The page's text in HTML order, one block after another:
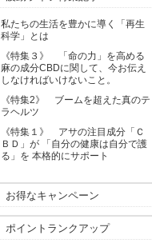
私たちの生活を豊かに導く「再生
科学」とは
《特集３》 「命の力」を高める
麻の成分CBDに関して、今お伝え
しなければいけないこと。
《特集2》 ブームを超えた真のテ
ラヘルツ
《特集１》 アサの注目成分「Ｃ
ＢＤ」が 「自分の健康は自分で護
る」を 本格的にサポート
お得なキャンペーン
ポイントランクアップ